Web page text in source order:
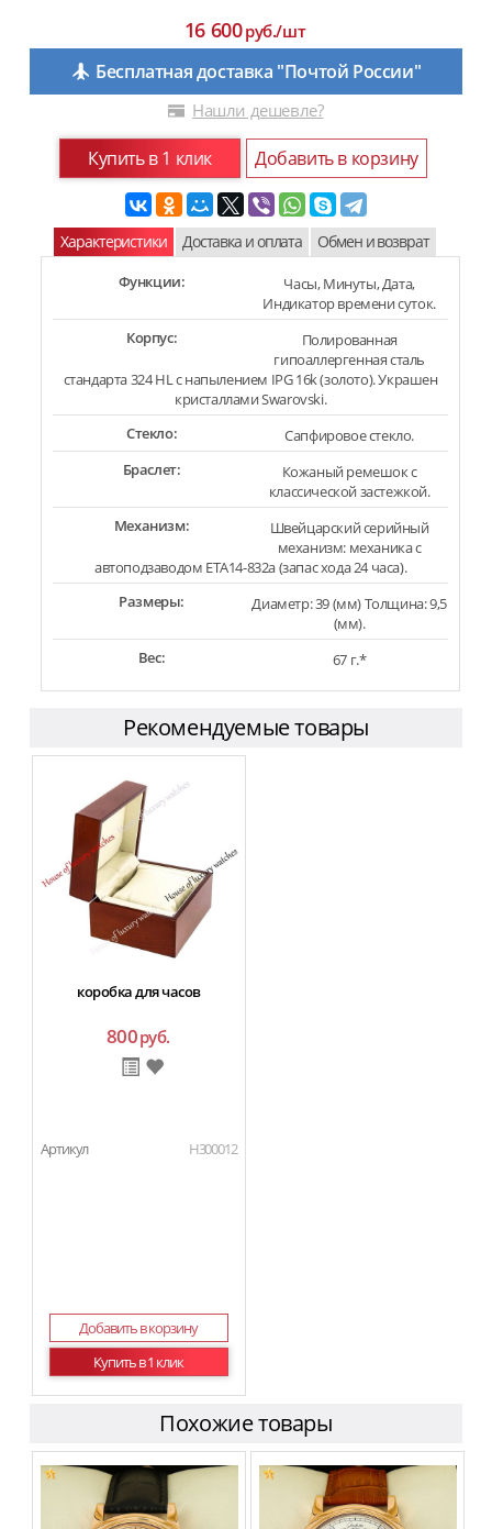
16 600руб./шт
Бесплатная доставка "Почтой России"
Нашли дешевле?
Купить в 1 клик Добавить в корзину
Характеристики Доставка и оплата Обмен и возврат
Функции:
Часы, Минуты, Дата,
Индикатор времени суток.
Корпус:
Полированная
гипоаллергенная сталь
стандарта 324 HL с напылением IPG 16k (золото). Украшен
кристаллами Swarovski.
Стекло:
Сапфировое стекло.
Браслет:
Кожаный ремешок с
классической застежкой.
Механизм:
Швейцарский серийный
механизм: механика с
автоподзаводом ETA14-832a (запас хода 24 часа).
Размеры:
Диаметр: 39 (мм) Толщина: 9,5
(мм).
Вес:
67 г.*
Рекомендуемые товары
коробка для часов
800руб.
Артикул H300012
Добавить в корзину
Купить в 1 клик
Похожие товары